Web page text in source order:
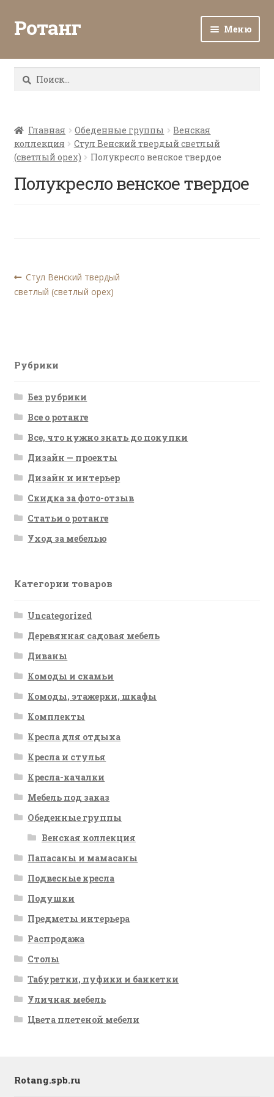
Ротанг Меню
Каталог
Все о ротанге
Ротанг оптом
Найти:
Главная Обеденные группы
Венская
коллекция
Стул Венский твердый светлый
(светлый орех)
Полукресло венское твердое
Полукресло венское твердое
Навигация
по
Предыдущая
запись:
Стул Венский твердый
светлый (светлый орех)
Рубрики
Без рубрики
Все о ротанге
Все, что нужно знать до покупки
Дизайн — проекты
Дизайн и интерьер
Скидка за фото-отзыв
Статьи о ротанге
Уход за мебелью
Категории товаров
Uncategorized
Деревянная садовая мебель
Диваны
Комоды и скамьи
Комоды, этажерки, шкафы
Комплекты
Кресла для отдыха
Кресла и стулья
Кресла-качалки
Мебель под заказ
Обеденные группы
Венская коллекция
Папасаны и мамасаны
Подвесные кресла
Подушки
Предметы интерьера
Распродажа
Столы
Табуретки, пуфики и банкетки
Уличная мебель
Цвета плетеной мебели
Rotang.spb.ru